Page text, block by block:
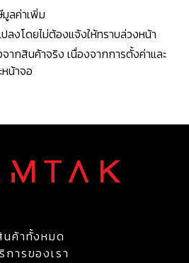
ลค่าเพิ่ม
ลงโดยไม่ต้องแจ้งให้ทราบล่วงหน้า
ากสินค้าจริง เนื่องจากการตั้งค่าและ
น้าจอ
นค้าทั้งหมด
การของเรา